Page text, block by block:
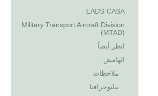
EADS-CASA
Military Transport Aircraft Division
(MTAD)
انظر أيضاً
الهامش
ملاحظات
ببليوجرافيا